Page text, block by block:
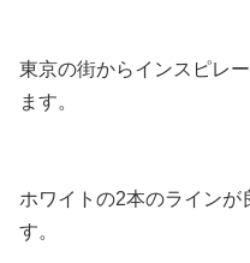
東京の街からインスピレ
ます。
ホワイトの2本のラインが
す。